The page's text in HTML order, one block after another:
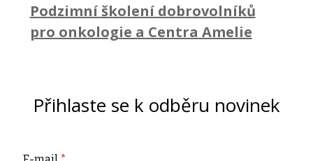
Podzimní školení dobrovolníků
pro onkologie a Centra Amelie
Přihlaste se k odběru novinek